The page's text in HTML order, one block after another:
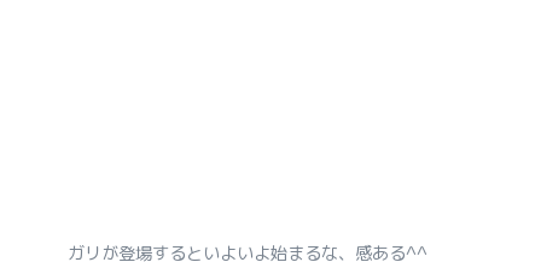
ガリが登場するといよいよ始まるな、感ある^^